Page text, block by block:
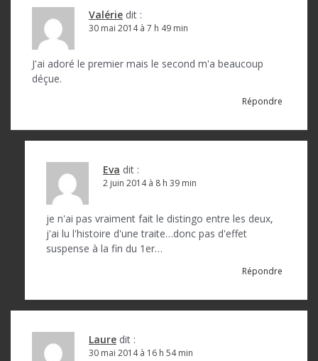
l
e
Valérie dit :
30 mai 2014 à 7 h 49 min
J'ai adoré le premier mais le second m'a beaucoup
déçue.
Répondre
Eva dit :
2 juin 2014 à 8 h 39 min
je n'ai pas vraiment fait le distingo entre les deux,
j'ai lu l'histoire d'une traite…donc pas d'effet
suspense à la fin du 1er…
Répondre
Laure dit :
30 mai 2014 à 16 h 54 min